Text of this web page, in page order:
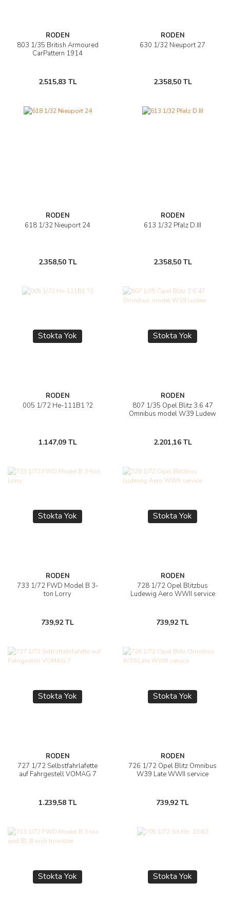
RODEN
803 1/35 British Armoured
CarPattern 1914
2.515,83 TL
RODEN
630 1/32 Nieuport 27
2.358,50 TL
RODEN
618 1/32 Nieuport 24
2.358,50 TL
RODEN
613 1/32 Pfalz D.III
2.358,50 TL
Stokta Yok
RODEN
005 1/72 He-111B1 ?2
1.147,09 TL
Stokta Yok
RODEN
807 1/35 Opel Blitz 3.6 47
Omnibus model W39 Ludew
2.201,16 TL
Stokta Yok
RODEN
733 1/72 FWD Model B 3-
ton Lorry
739,92 TL
Stokta Yok
RODEN
728 1/72 Opel Blitzbus
Ludewig Aero WWII service
739,92 TL
Stokta Yok
RODEN
727 1/72 Selbstfahrlafette
auf Fahrgestell VOMAG 7
1.239,58 TL
Stokta Yok
RODEN
726 1/72 Opel Blitz Omnibus
W39 Late WWII service
739,92 TL
Stokta Yok Stokta Yok
YÜZEY KAPLAMA MALZEMELERİ